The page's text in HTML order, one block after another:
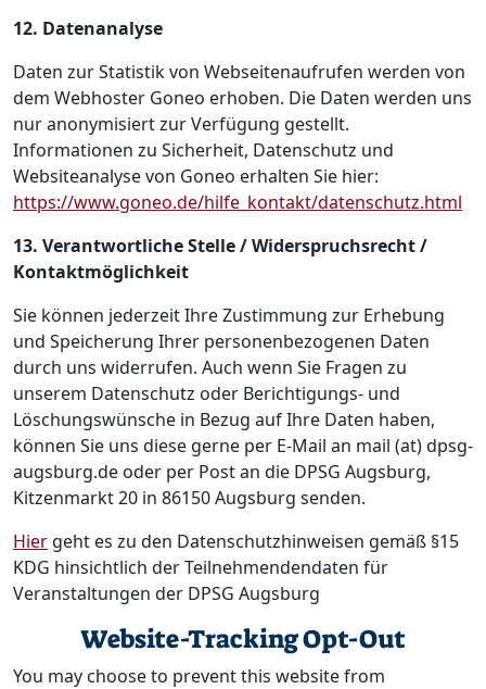
12. Datenanalyse
Daten zur Statistik von Webseitenaufrufen werden von
dem Webhoster Goneo erhoben. Die Daten werden uns
nur anonymisiert zur Verfügung gestellt.
Informationen zu Sicherheit, Datenschutz und
Websiteanalyse von Goneo erhalten Sie hier:
https://www.goneo.de/hilfe_kontakt/datenschutz.html
13. Verantwortliche Stelle / Widerspruchsrecht /
Kontaktmöglichkeit
Sie können jederzeit Ihre Zustimmung zur Erhebung
und Speicherung Ihrer personenbezogenen Daten
durch uns widerrufen. Auch wenn Sie Fragen zu
unserem Datenschutz oder Berichtigungs- und
Löschungswünsche in Bezug auf Ihre Daten haben,
können Sie uns diese gerne per E-Mail an mail (at) dpsg-
augsburg.de oder per Post an die DPSG Augsburg,
Kitzenmarkt 20 in 86150 Augsburg senden.
Hier geht es zu den Datenschutzhinweisen gemäß §15
KDG hinsichtlich der Teilnehmendendaten für
Veranstaltungen der DPSG Augsburg
Website-Tracking Opt-Out
You may choose to prevent this website from